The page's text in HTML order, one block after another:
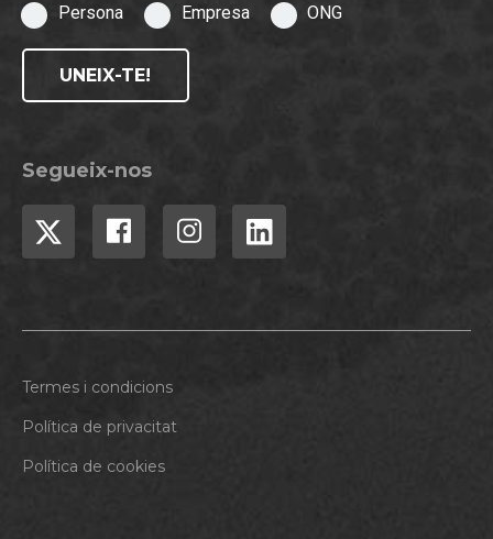
Persona Empresa ONG
UNEIX-TE!
Segueix-nos
Termes i condicions
Política de privacitat
Política de cookies